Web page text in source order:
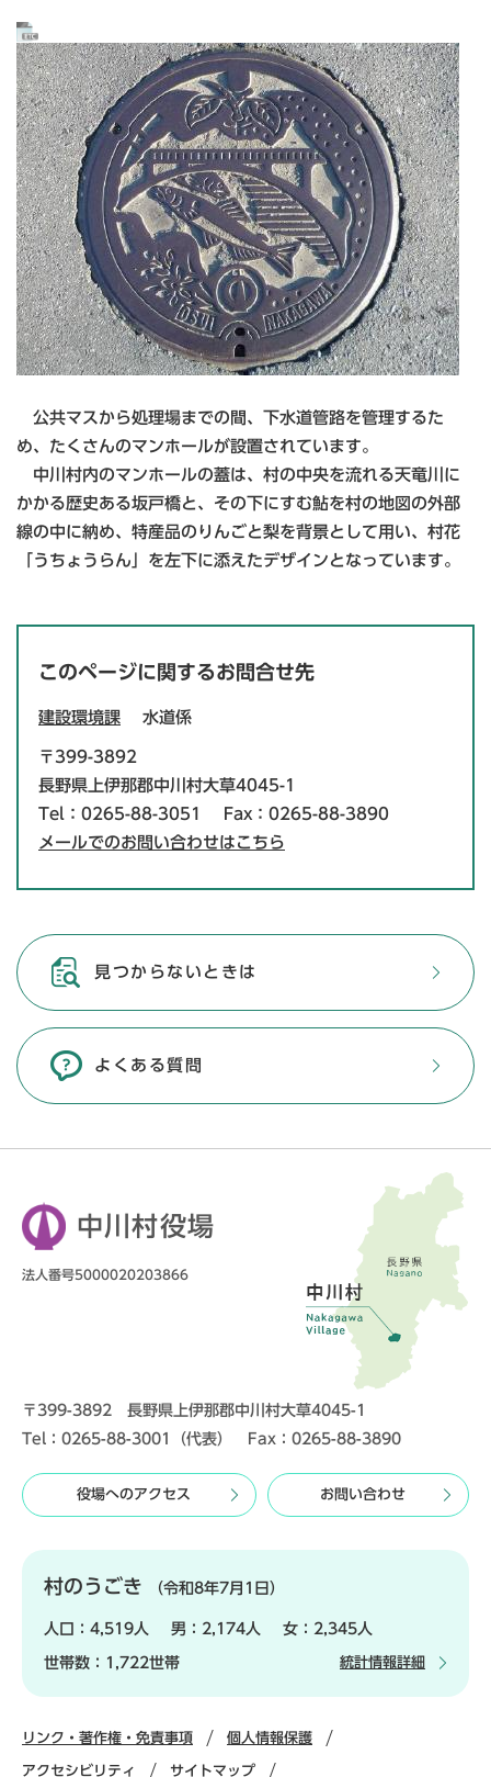
公共マスから処理場までの間、下水道管路を管理するた
め、たくさんのマンホールが設置されています。
中川村内のマンホールの蓋は、村の中央を流れる天竜川に
かかる歴史ある坂戸橋と、その下にすむ鮎を村の地図の外部
線の中に納め、特産品のりんごと梨を背景として用い、村花
「うちょうらん」を左下に添えたデザインとなっています。
このページに関するお問合せ先
建設環境課 水道係
〒399-3892
長野県上伊那郡中川村大草4045-1
Tel：0265-88-3051
Fax：0265-88-3890
メールでのお問い合わせはこちら
見つからないときは
よくある質問
中川村役場
法人番号5000020203866
〒399-3892 長野県上伊那郡中川村大草4045-1
Tel：0265-88-3001（代表） Fax：0265-88-3890
役場へのアクセス お問い合わせ
村のうごき （令和8年7月1日）
人口： 4,519人 男： 2,174人 女： 2,345人
世帯数： 1,722世帯 統計情報詳細
リンク・著作権・免責事項 個人情報保護
アクセシビリティ サイトマップ